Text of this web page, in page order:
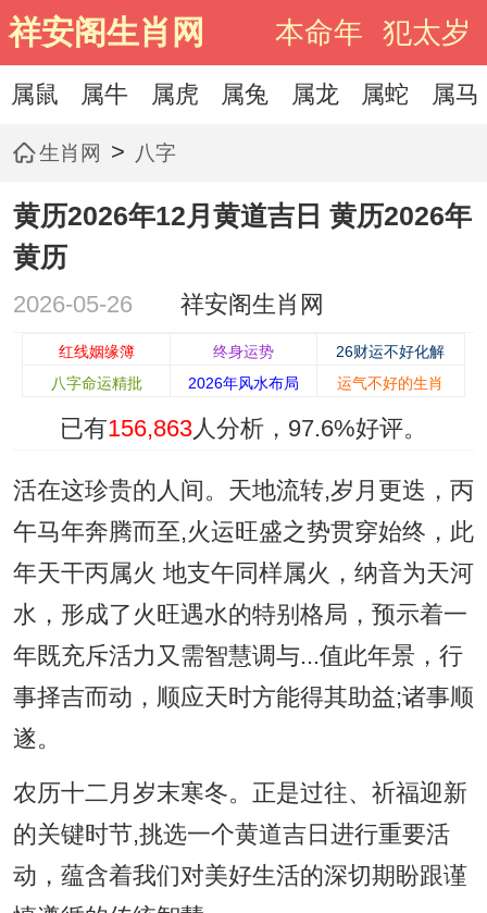
祥安阁生肖网 本命年 犯太岁
属鼠 属牛 属虎 属兔 属龙 属蛇 属马
生肖网 > 八字
黄历2026年12月黄道吉日 黄历2026年
黄历
2026-05-26 祥安阁生肖网
红线姻缘簿 终身运势
26财运不好化解
八字命运精批
2026年风水布局 运气不好的生肖
已有156,863人分析， 97.6%好评。
活在这珍贵的人间。天地流转,岁月更迭，丙
午马年奔腾而至,火运旺盛之势贯穿始终，此
年天干丙属火 地支午同样属火，纳音为天河
水，形成了火旺遇水的特别格局，预示着一
年既充斥活力又需智慧调与...值此年景，行
事择吉而动，顺应天时方能得其助益;诸事顺
遂。
农历十二月岁末寒冬。正是过往、祈福迎新
的关键时节,挑选一个黄道吉日进行重要活
动，蕴含着我们对美好生活的深切期盼跟谨